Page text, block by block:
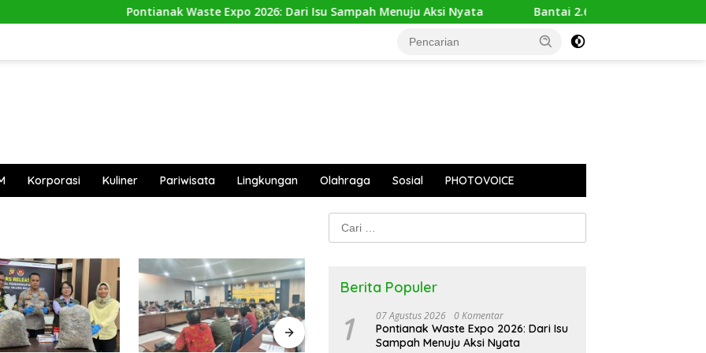
Pontianak Waste Expo 2026: Dari Isu Sampah Menuju Aksi Nyata Bantai 2.600 Trenggiling Demi
Korporasi Kuliner Pariwisata Lingkungan Olahraga Sosial PHOTOVOICE
Cari
untuk:
Berita Populer
1 07 Agustus 2026 0 Komentar
Pontianak Waste Expo 2026: Dari Isu
Sampah Menuju Aksi Nyata